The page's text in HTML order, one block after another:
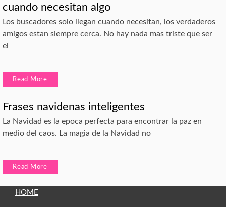
cuando necesitan algo
Los buscadores solo llegan cuando necesitan, los verdaderos
amigos estan siempre cerca. No hay nada mas triste que ser
el
Read More
Frases navidenas inteligentes
La Navidad es la epoca perfecta para encontrar la paz en
medio del caos. La magia de la Navidad no
Read More
HOME